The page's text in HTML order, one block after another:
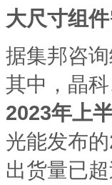
大尺寸组
据集邦咨
其中，晶
2023年上
光能发布
出货量已